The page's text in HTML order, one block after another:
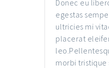
Donec eu
egestas
ultricies mi
placerat
morbi tristique